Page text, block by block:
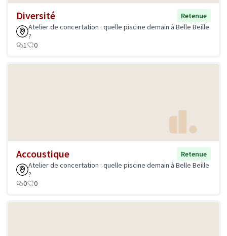
Diversité
Retenue
Atelier de concertation : quelle piscine demain à Belle Beille
?
1
0
Accoustique
Retenue
Atelier de concertation : quelle piscine demain à Belle Beille
?
0
0